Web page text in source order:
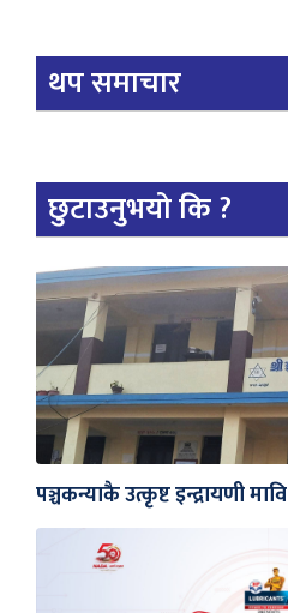
थप समाचार
छुटाउनुभयो कि ?
पञ्चकन्याकै उत्कृष्ट इन्द्रायणी मावि